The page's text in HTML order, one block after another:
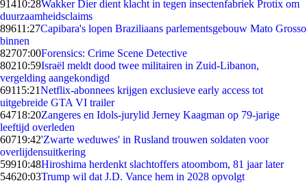
91410:28Wakker Dier dient klacht in tegen insectenfabriek Protix om
duurzaamheidsclaims
89611:27Capibara's lopen Braziliaans parlementsgebouw Mato Grosso
binnen
82707:00Forensics: Crime Scene Detective
80210:59Israël meldt dood twee militairen in Zuid-Libanon,
vergelding aangekondigd
69115:21Netflix-abonnees krijgen exclusieve early access tot
uitgebreide GTA VI trailer
64718:20Zangeres en Idols-jurylid Jerney Kaagman op 79-jarige
leeftijd overleden
60719:42'Zwarte weduwes' in Rusland trouwen soldaten voor
overlijdensuitkering
59910:48Hiroshima herdenkt slachtoffers atoombom, 81 jaar later
54620:03Trump wil dat J.D. Vance hem in 2028 opvolgt